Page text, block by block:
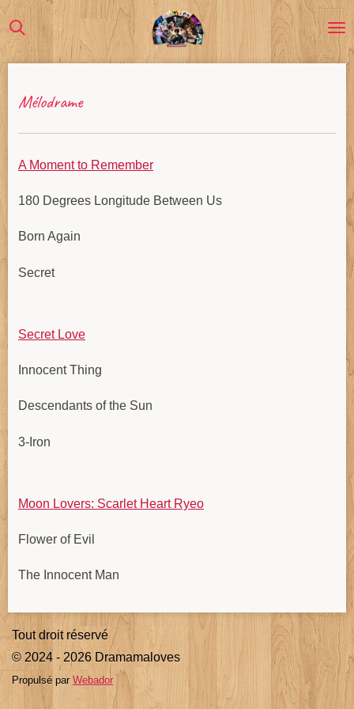
Passer
au
contenu
Mélodrame
A Moment to Remember
180 Degrees Longitude Between Us
Born Again
Secret
Secret Love
Innocent Thing
Descendants of the Sun
3-Iron
Moon Lovers: Scarlet Heart Ryeo
Flower of Evil
The Innocent Man
Tout droit réservé
© 2024 - 2026 Dramamaloves
Propulsé par Webador